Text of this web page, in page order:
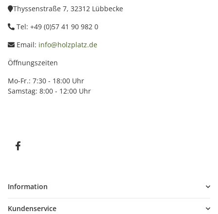
Thyssenstraße 7, 32312 Lübbecke
Tel: +49 (0)57 41 90 982 0
Email: info@holzplatz.de
Öffnungszeiten
Mo-Fr.: 7:30 - 18:00 Uhr
Samstag: 8:00 - 12:00 Uhr
Information
Kundenservice